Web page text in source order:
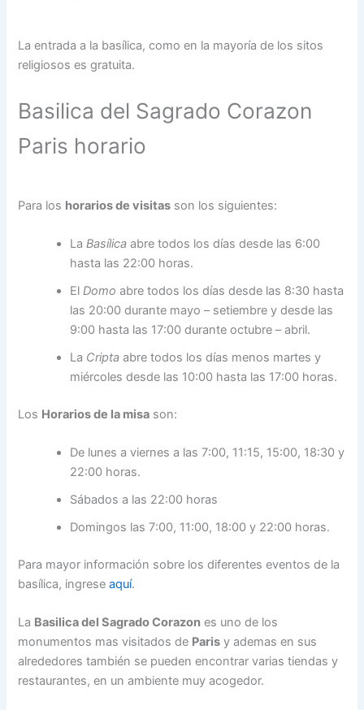
La entrada a la basílica, como en la mayoría de los sitos
religiosos es gratuita.
Basilica del Sagrado Corazon
Paris horario
Para los horarios de visitas son los siguientes:
LaBasílica abre todos los días desde las 6:00
hasta las 22:00 horas.
ElDomo abre todos los días desde las 8:30 hasta
las 20:00 durante mayo – setiembre y desde las
9:00 hasta las 17:00 durante octubre – abril.
La Cripta abre todos los días menos martes y
miércoles desde las 10:00 hasta las 17:00 horas.
Los Horarios de la misa son:
De lunes a viernes a las 7:00, 11:15, 15:00, 18:30 y
22:00 horas.
Sábados a las 22:00 horas
Domingos las 7:00, 11:00, 18:00 y 22:00 horas.
Para mayor información sobre los diferentes eventos de la
basílica, ingreseaquí.
La Basilica del Sagrado Corazon es uno de los
monumentos mas visitados de Paris y ademas en sus
alrededores también se pueden encontrar varias tiendas y
restaurantes, en un ambiente muy acogedor.